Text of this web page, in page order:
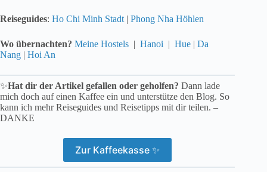
Reiseguides: Ho Chi Minh Stadt| Phong Nha Höhlen
Wo übernachten? Meine Hostels | Hanoi | Hue | Da
Nang | Hoi An
✨Hat dir der Artikel gefallen oder geholfen? Dann lade
mich doch auf einen Kaffee ein und unterstütze den Blog. So
kann ich mehr Reiseguides und Reisetipps mit dir teilen. –
DANKE
Zur Kaffeekasse ✨